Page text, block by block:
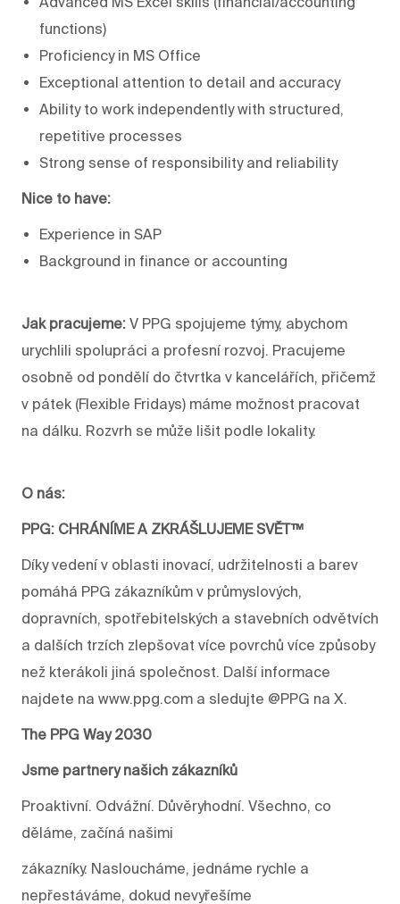
functions)
Proficiency in MS Office
Exceptional attention to detail and accuracy
Ability to work independently with structured,
repetitive processes
Strong sense of responsibility and reliability
Nice to have:
Experience in SAP
Background in finance or accounting
Jak pracujeme: V PPG spojujeme týmy, abychom
urychlili spolupráci a profesní rozvoj. Pracujeme
osobně od pondělí do čtvrtka v kancelářích, přičemž
v pátek (Flexible Fridays) máme možnost pracovat
na dálku. Rozvrh se může lišit podle lokality.
O nás:
PPG: CHRÁNÍME A ZKRÁŠLUJEME SVĚT™
Díky vedení v oblasti inovací, udržitelnosti a barev
pomáhá PPG zákazníkům v průmyslových,
dopravních, spotřebitelských a stavebních odvětvích
a dalších trzích zlepšovat více povrchů více způsoby
než kterákoli jiná společnost. Další informace
najdete na www.ppg.com a sledujte @PPG na X.
The PPG Way 2030
Jsme partnery našich zákazníků
Proaktivní. Odvážní. Důvěryhodní. Všechno, co
děláme, začíná našimi
zákazníky. Nasloucháme, jednáme rychle a
nepřestáváme, dokud nevyřešíme